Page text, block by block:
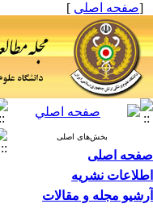
[صفحه اصلی ]
بخش‌های اصلی
صفحه اصلی
اطلاعات نشریه
آرشیو مجله و مقالات